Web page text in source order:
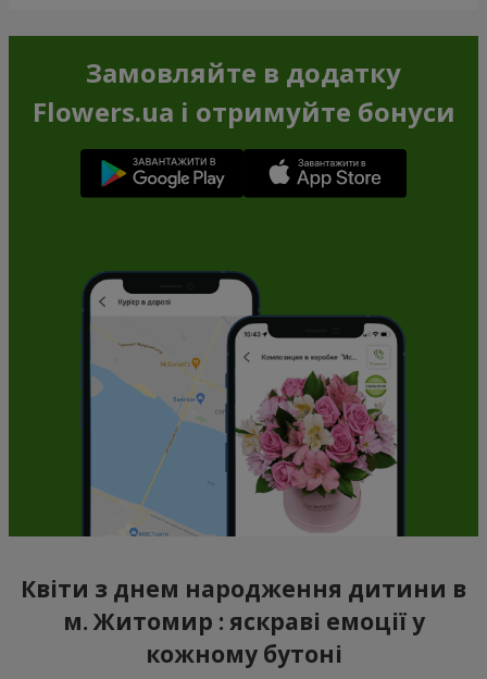
Замовляйте в додатку
Flowers.ua і отримуйте бонуси
Квіти з днем народження дитини в
м. Житомир : яскраві емоції у
кожному бутоні